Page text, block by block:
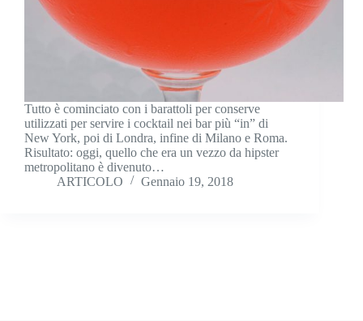
Tutto è cominciato con i barattoli per conserve
utilizzati per servire i cocktail nei bar più “in” di
New York, poi di Londra, infine di Milano e Roma.
Risultato: oggi, quello che era un vezzo da hipster
metropolitano è divenuto…
ARTICOLO
Gennaio 19, 2018